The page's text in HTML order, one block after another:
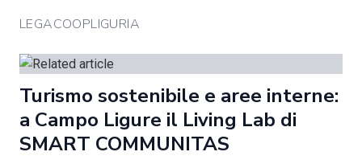
LEGACOOPLIGURIA
Turismo sostenibile e aree interne:
a Campo Ligure il Living Lab di
SMART COMMUNITAS